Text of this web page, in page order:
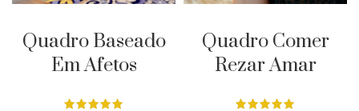
Quadro Baseado
Em Afetos
Quadro Comer
Rezar Amar